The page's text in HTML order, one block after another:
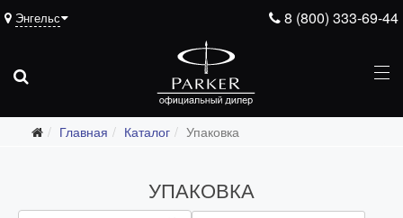
8 (800) 333-69-44
Энгельс
Главная Каталог Упаковка
УПАКОВКА
Ежедневники